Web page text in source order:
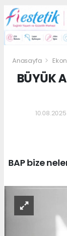
Anasayfa
BÜYÜK
BAP bize